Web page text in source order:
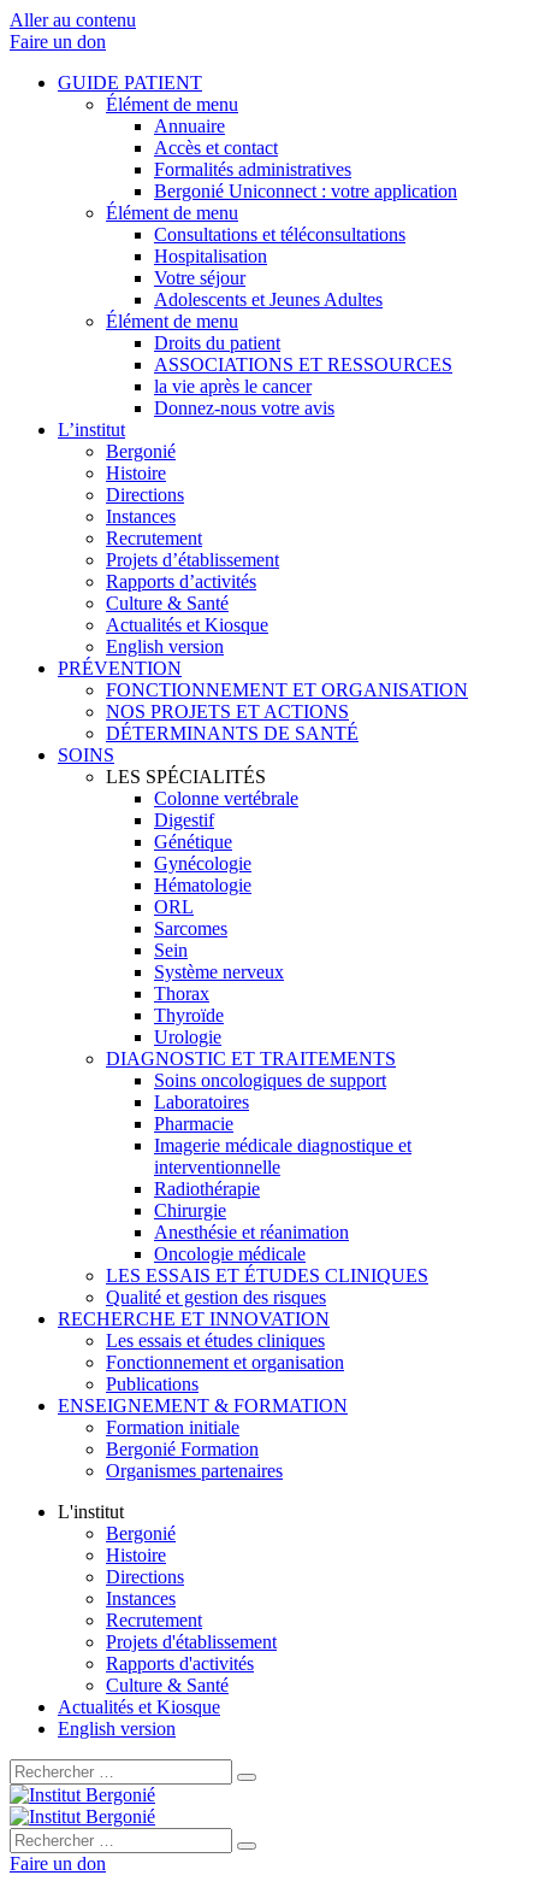
Aller au contenu
Faire un don
GUIDE PATIENT
Élément de menu
Annuaire
Accès et contact
Formalités administratives
Bergonié Uniconnect : votre application
Élément de menu
Consultations et téléconsultations
Hospitalisation
Votre séjour
Adolescents et Jeunes Adultes
Élément de menu
Droits du patient
ASSOCIATIONS ET RESSOURCES
la vie après le cancer
Donnez-nous votre avis
L’institut
Bergonié
Histoire
Directions
Instances
Recrutement
Projets d’établissement
Rapports d’activités
Culture & Santé
Actualités et Kiosque
English version
PRÉVENTION
FONCTIONNEMENT ET ORGANISATION
NOS PROJETS ET ACTIONS
DÉTERMINANTS DE SANTÉ
SOINS
LES SPÉCIALITÉS
Colonne vertébrale
Digestif
Génétique
Gynécologie
Hématologie
ORL
Sarcomes
Sein
Système nerveux
Thorax
Thyroïde
Urologie
DIAGNOSTIC ET TRAITEMENTS
Soins oncologiques de support
Laboratoires
Pharmacie
Imagerie médicale diagnostique et
interventionnelle
Radiothérapie
Chirurgie
Anesthésie et réanimation
Oncologie médicale
LES ESSAIS ET ÉTUDES CLINIQUES
Qualité et gestion des risques
RECHERCHE ET INNOVATION
Les essais et études cliniques
Fonctionnement et organisation
Publications
ENSEIGNEMENT & FORMATION
Formation initiale
Bergonié Formation
Organismes partenaires
L'institut
Bergonié
Histoire
Directions
Instances
Recrutement
Projets d'établissement
Rapports d'activités
Culture & Santé
Actualités et Kiosque
English version
Rechercher :
Rechercher :
Faire un don